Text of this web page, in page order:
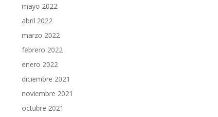
mayo 2022
abril 2022
marzo 2022
febrero 2022
enero 2022
diciembre 2021
noviembre 2021
octubre 2021